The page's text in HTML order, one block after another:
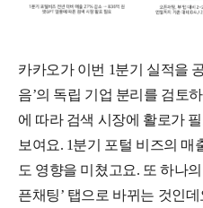
카카오가 이번 1분기 실적을
음’의 독립 기업 분리를 검토
에 따라 검색 시장에 활로가
보여요. 1분기 포털 비즈의 매
도 영향을 미쳤고요. 또 하나
픈채팅’ 탭으로 바뀌는 것인